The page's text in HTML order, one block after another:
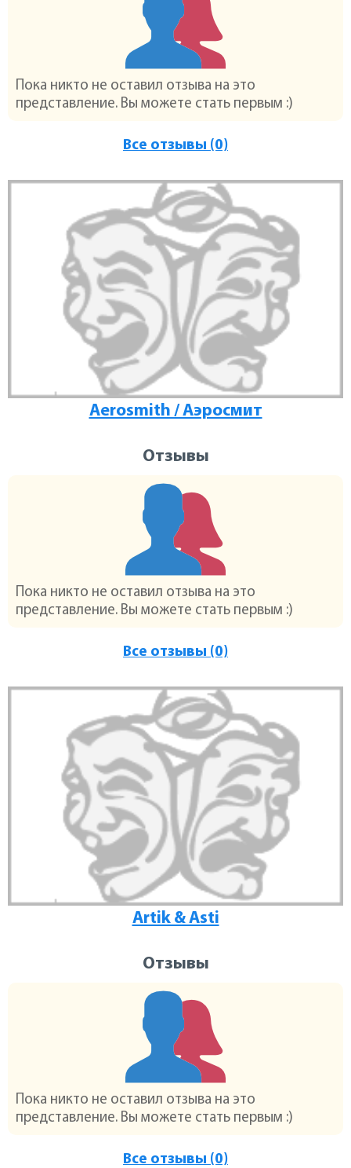
Пока никто не оставил отзыва на это
представление. Вы можете стать первым :)
Все отзывы (0)
Aerosmith / Аэросмит
Отзывы
Пока никто не оставил отзыва на это
представление. Вы можете стать первым :)
Все отзывы (0)
Artik & Asti
Отзывы
Пока никто не оставил отзыва на это
представление. Вы можете стать первым :)
Все отзывы (0)